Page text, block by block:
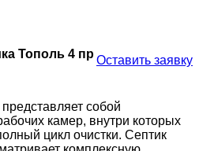
Оставить заявку
Тополь 4 пр
собой
камер, внутри которых
цикл очистки. Септик